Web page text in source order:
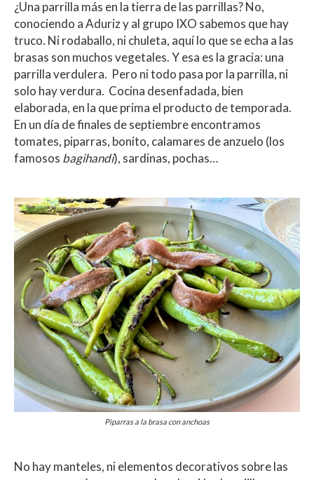
¿Una parrilla más en la tierra de las parrillas? No,
conociendo a Aduriz y al grupo IXO sabemos que hay
truco. Ni rodaballo, ni chuleta, aquí lo que se echa a las
brasas son muchos vegetales. Y esa es la gracia: una
parrilla verdulera. Pero ni todo pasa por la parrilla, ni
solo hay verdura. Cocina desenfadada, bien
elaborada, en la que prima el producto de temporada.
En un día de finales de septiembre encontramos
tomates, piparras, bonito, calamares de anzuelo (los
famosos bagihandi), sardinas, pochas…
Piparras a la brasa con anchoas
No hay manteles, ni elementos decorativos sobre las